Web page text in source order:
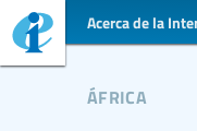
Acerca de la
áfrica